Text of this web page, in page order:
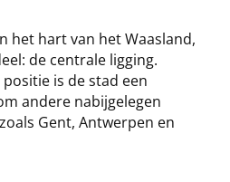
het hart van het Waasland,
de centrale ligging.
is de stad een
andere nabijgelegen
Gent, Antwerpen en